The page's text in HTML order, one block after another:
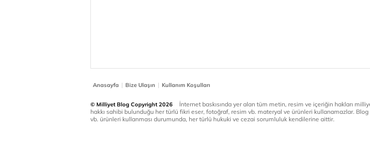
Anasayfa | Bize Ulaşın | Kullanım Koşulları
© Milliyet Blog Copyright 2026
İnternet baskısında yer alan tüm metin, resim ve içeriğin hakları
hakkı sahibi bulunduğu her türlü fikri eser, fotoğraf, resim vb. materyal ve ürünleri kullanamazlar. Blog
vb. ürünleri kullanması durumunda, her türlü hukuki ve cezai sorumluluk kendilerine aittir.